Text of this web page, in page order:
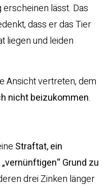
lässt. Das
dass er das Tier
liegen und leiden
Ansicht vertreten, dem
nicht beizukommen.
Straftat, ein
Grund zu
drei Zinken länger